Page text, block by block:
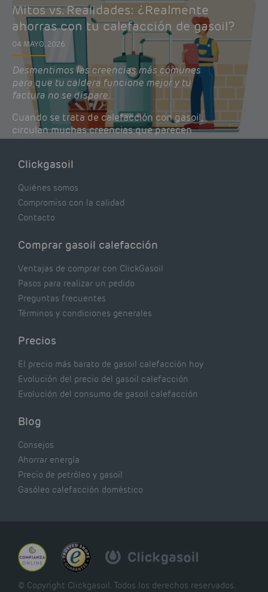
Mitos vs. Realidades: ¿Realmente
ahorras con tu calefacción de gasoil?
04 MAYO, 2026
Desmentimos las creencias más comunes
para que tu caldera funcione mejor y tu
factura no se dispare.
Cuando se trata de calefacción con gasoil,
circulan muchas creencias que parecen
lógicas pero que, en realidad, pueden estar
de tu caldera. Pocas se contrastan con lo que
Clickgasoil
Quiénes somos
Compromiso con la calidad
Contacto
Comprar gasoil calefacción
Ventajas de comprar con ClickGasoil
Pasos para realizar un pedido
Preguntas frecuentes
Términos y condiciones generales
Precios
El precio más barato de gasoil calefacción hoy
Evolución del precio del gasoil calefacción
Evolución del consumo de gasoil calefacción
Blog
Consejos
Ahorrar energía
Precio de petróleo y gasoil
Gasóleo calefacción doméstico
© Copyright Clickgasoil. Todos los derechos reservados.